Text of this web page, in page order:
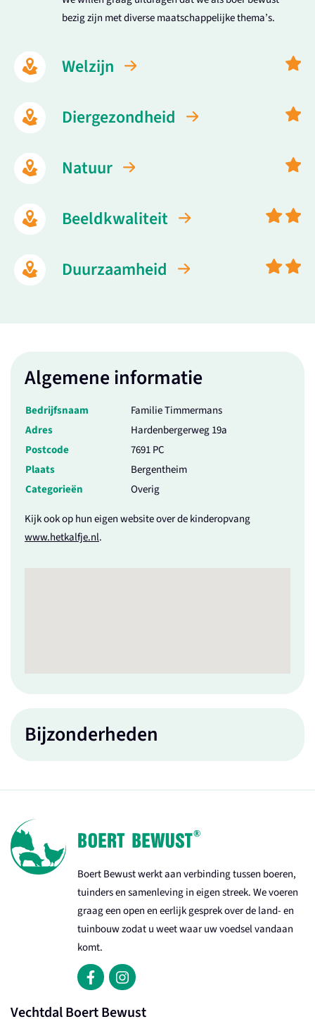
bezig zijn met diverse maatschappelijke thema’s.
Welzijn
Diergezondheid
Natuur
Beeldkwaliteit
Duurzaamheid
Algemene informatie
Bedrijfsnaam
Familie Timmermans
Adres
Hardenbergerweg 19a
Postcode
7691 PC
Plaats
Bergentheim
Categorieën
Overig
Kijk ook op hun eigen website over de kinderopvang
www.hetkalfje.nl.
Bijzonderheden
Boert Bewust werkt aan verbinding tussen boeren,
tuinders en samenleving in eigen streek. We voeren
graag een open en eerlijk gesprek over de land- en
tuinbouw zodat u weet waar uw voedsel vandaan
komt.
Vechtdal Boert Bewust